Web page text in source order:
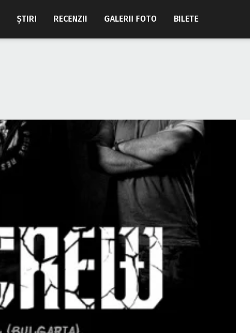
ŞTIRI RECENZII GALERII FOTO BILETE